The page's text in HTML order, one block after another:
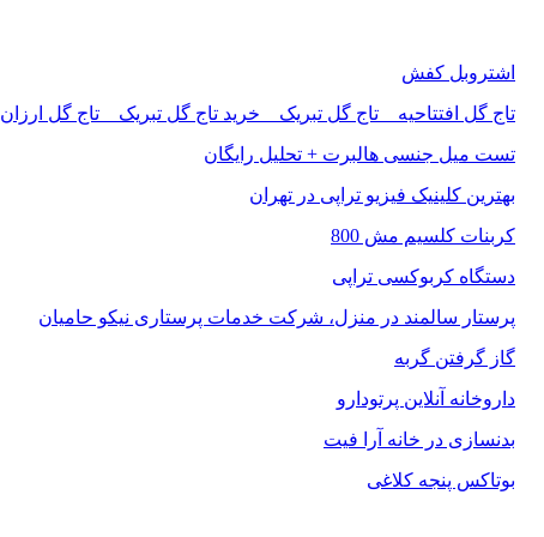
اشتروبل کفش
تاج گل افتتاحیه _ تاج گل تبریک _ خرید تاج گل تبریک _ تاج گل ارزان
تست میل جنسی هالبرت + تحلیل رایگان
بهترین کلینیک فیزیو تراپی در تهران
کربنات کلسیم مش 800
دستگاه کربوکسی تراپی
پرستار سالمند در منزل، شرکت خدمات پرستاری نیکو حامیان
گاز گرفتن گربه
داروخانه آنلاین پرتودارو
بدنسازی در خانه آرا فیت
بوتاکس پنجه کلاغی